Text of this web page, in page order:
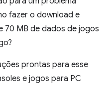
fazer o download e
70 MB de dados de jogos
prontas para esse
e jogos para PC